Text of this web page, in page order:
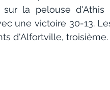
sur la pelouse
une victoire 30-13.
d'Alfortville, troisième.